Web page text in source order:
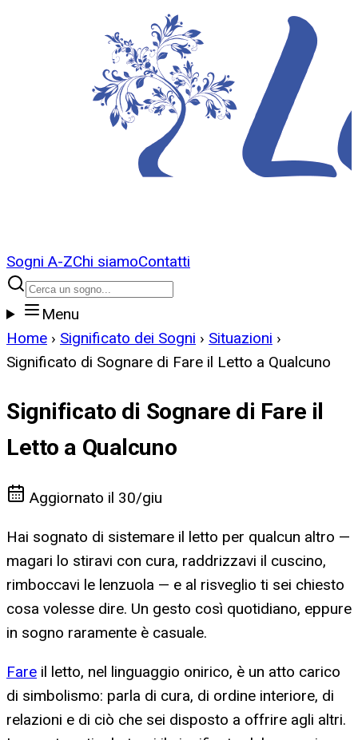
Sogni A-ZChi siamoContatti
Menu
Home › Significato dei Sogni › Situazioni ›
Significato di Sognare di Fare il Letto a Qualcuno
Significato di Sognare di Fare il
Letto a Qualcuno
Aggiornato il 30/giu
Hai sognato di sistemare il letto per qualcun altro —
magari lo stiravi con cura, raddrizzavi il cuscino,
rimboccavi le lenzuola — e al risveglio ti sei chiesto
cosa volesse dire. Un gesto così quotidiano, eppure
in sogno raramente è casuale.
Fare il letto, nel linguaggio onirico, è un atto carico
di simbolismo: parla di cura, di ordine interiore, di
relazioni e di ciò che sei disposto a offrire agli altri.